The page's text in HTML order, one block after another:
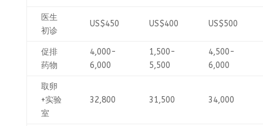
医生
初诊
US$450 US$400 US$500
促排
药物
4,000-
6,000
1,500-
5,500
4,500-
6,000
取卵
+实验
室
32,800 31,500 34,000